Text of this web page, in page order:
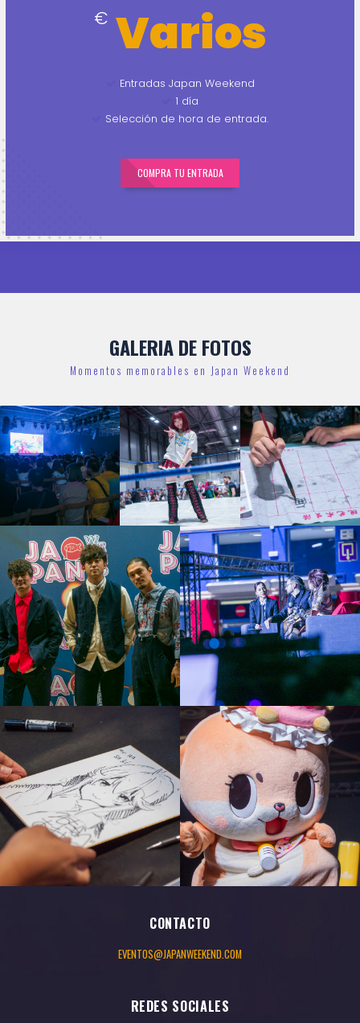
€ Varios
Entradas Japan Weekend
1 día
Selección de hora de entrada.
COMPRA TU ENTRADA
GALERIA DE FOTOS
Momentos memorables en Japan Weekend
CONTACTO
EVENTOS@JAPANWEEKEND.COM
REDES SOCIALES